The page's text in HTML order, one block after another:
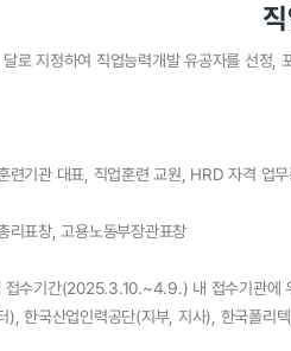
로 지정하여 직업능력개발 유공자를 선정
련기관 대표, 직업훈련 교원, HRD 자격 업
리표창, 고용노동부장관표창
접수기간(2025.3.10.~4.9.) 내 접수기관에
), 한국산업인력공단(지부, 지사), 한국폴리